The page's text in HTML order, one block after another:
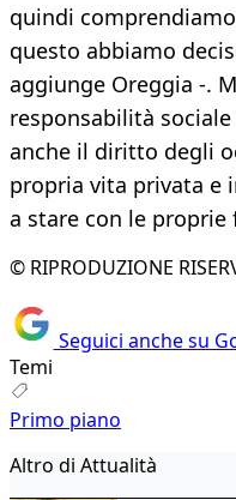
quindi
questo abbiamo
aggiunge Oreggia -.
responsabilità
anche il diritto degli
propria vita privata e
a stare con le proprie
© RIPRODUZIONE
Seguici anche su
Temi
Primo piano
Altro di Attualità